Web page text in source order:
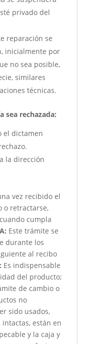
privado del
reparación se
inicialmente por
no sea posible,
similares
técnicas.
sea rechazada:
el dictamen
la dirección
vez recibido el
o retractarse,
cumpla
Este trámite se
durante los
al recibo
: Es indispensable
del producto;
de cambio o
no
sido usados,
están en
y la caja y